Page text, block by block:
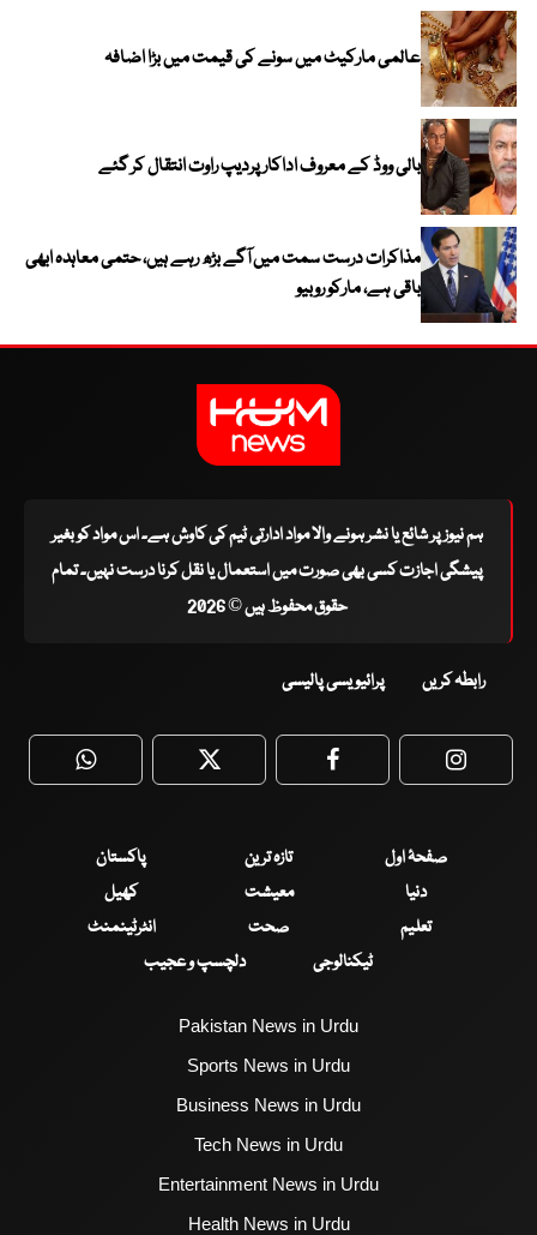
عالمی مارکیٹ میں سونے کی قیمت میں بڑا اضافہ
بالی ووڈ کے معروف اداکار پردیپ راوت انتقال کر گئے
مذاکرات درست سمت میں آگے بڑھ رہے ہیں، حتمی معاہدہ ابھی
باقی ہے، مارکو روبیو
ہم نیوز پر شائع یا نشر ہونے والا مواد ادارتی ٹیم کی کاوش ہے۔ اس مواد کو بغیر
پیشگی اجازت کسی بھی صورت میں استعمال یا نقل کرنا درست نہیں۔ تمام
حقوق محفوظ ہیں © 2026
رابطہ کریں پرائیویسی پالیسی
WhatsApp Twitter Facebook
صفحۂ اول تازہ ترین
پاکستان
دنیا
معیشت
کھیل
تعلیم
صحت
انٹرٹینمنٹ
ٹیکنالوجی
دلچسپ و عجیب
Pakistan News in Urdu
Sports News in Urdu
Business News in Urdu
Tech News in Urdu
Entertainment News in Urdu
Health News in Urdu